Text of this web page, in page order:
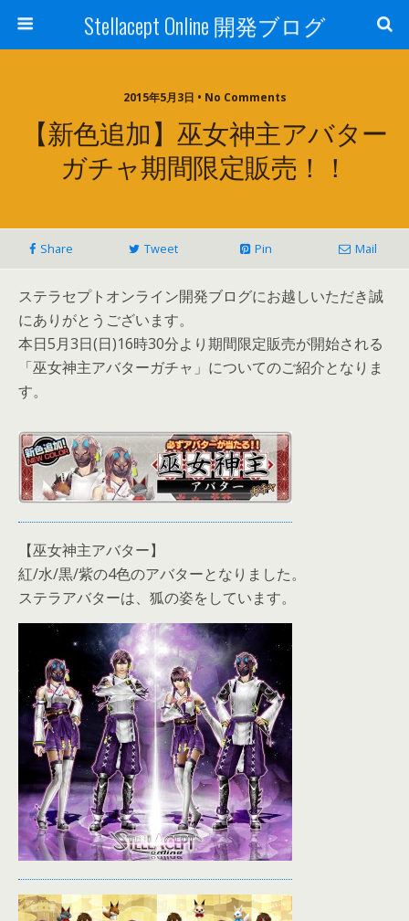
Stellacept Online 開発ブログ
2015年5月3日 • No Comments
【新色追加】巫女神主アバター
ガチャ期間限定販売！！
Share Tweet Pin Mail
ステラセプトオンライン開発ブログにお越しいただき誠
にありがとうございます。
本日5月3日(日)16時30分より期間限定販売が開始される
「巫女神主アバターガチャ」についてのご紹介となりま
す。
【巫女神主アバター】
紅/水/黒/紫の4色のアバターとなりました。
ステラアバターは、狐の姿をしています。